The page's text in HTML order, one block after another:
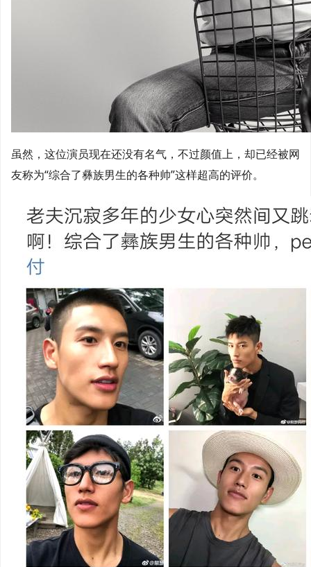
虽然，这位演员现在还没有名气，不过颜值上，却已经被网
友称为“综合了彝族男生的各种帅”这样超高的评价。